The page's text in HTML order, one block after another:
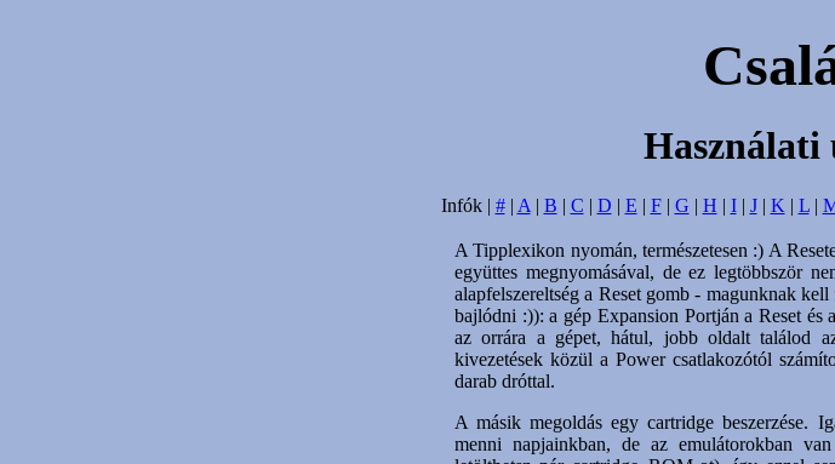
Használati
Infók | #| A | B | C | D | E | F| G | H | I| J| K | L|
A Tipplexikon nyomán, természetesen :) A
együttes megnyomásával, de ez legtöbbször
alapfelszereltség a Reset gomb - magunknak
bajlódni :)): a gép Expansion Portján a Reset
az orrára a gépet, hátul, jobb oldalt találod
kivezetések közül a Power csatlakozótól
darab dróttal.
A másik megoldás egy cartridge beszerzése.
menni napjainkban, de az emulátorokban